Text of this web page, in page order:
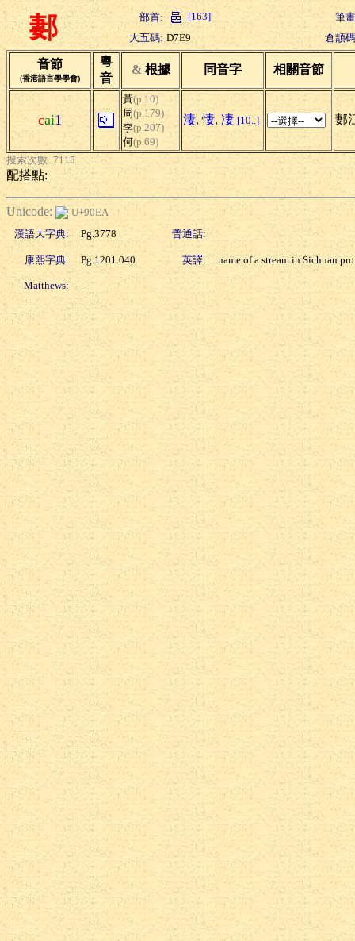
郪 部首: [163]
筆
大五碼: D7E9 倉頡
音節
(香港語言學學會)
粵
音
& 根據 同音字 相關音節
cai1
黃(p.10)
周(p.179)
李(p.207)
何(p.69)
淒,悽, 凄 [10..] 郪
搜索次數: 7115
配搭點:
Unicode:
U+90EA
漢語大字典:
Pg.3778 普通話:
康熙字典: Pg.1201.040 英譯: name of a stream in Sichuan
Matthews: -